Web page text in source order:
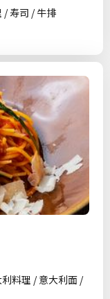
/ 寿司 / 牛排
料理 / 意大利面 /